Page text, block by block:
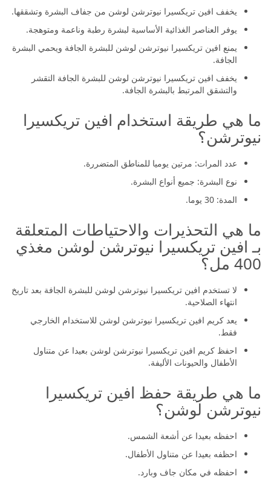
يخفف افين تريكسيرا نيوترشن لوشن من جفاف البشرة وتشققها.
يوفر العناصر الغذائية الأساسية لبشرة رطبة وناعمة ومتوهجة.
يمنع افين تريكسيرا نيوترشن لوشن للبشرة الجافة ويحمي البشرة
الجافة.
يخفف افين تريكسيرا نيوترشن لوشن للبشرة الجافة التقشر
والتشقق المرتبط بالبشرة الجافة.
ما هي طريقة استخدام افين تريكسيرا
نيوترشن؟
عدد المرات: مرتين يوميا للمناطق المتضررة.
نوع البشرة: جميع أنواع البشرة.
المدة: 30 يوما.
ما هي التحذيرات والاحتياطات المتعلقة
بـ افين تريكسيرا نيوترشن لوشن مغذي
400 مل؟
لا تستخدم افين تريكسيرا نيوترشن لوشن للبشرة الجافة بعد تاريخ
انتهاء الصلاحية.
يعد كريم افين تريكسيرا نيوترشن لوشن للاستخدام الخارجي
فقط.
احفظ كريم افين تريكسيرا نيوترشن لوشن بعيدا عن متناول
الأطفال والحيونات الأليفة.
ما هي طريقة حفظ افين تريكسيرا
نيوترشن لوشن؟
احفظه بعيدا عن أشعة الشمس.
احظفه بعيدا عن متناول الأطفال.
احفظه في مكان جاف وبارد.